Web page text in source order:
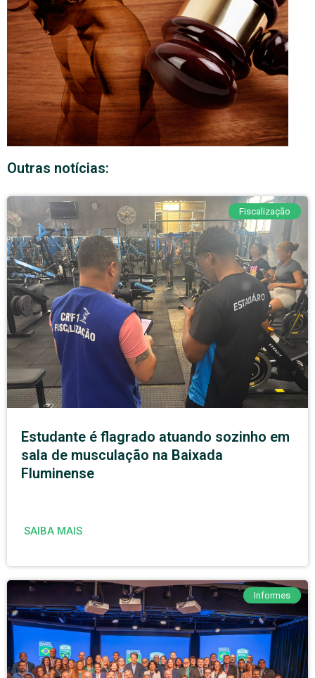
Outras notícias:
Fiscalização
Estudante é flagrado atuando sozinho em
sala de musculação na Baixada
Fluminense
SAIBA MAIS
Informes